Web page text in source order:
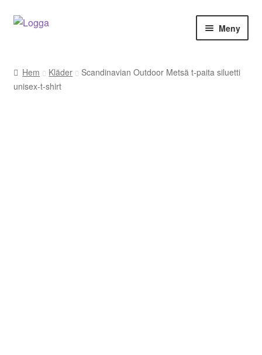
Hoppa
Hoppa
Meny
Kontakt
Hem Kläder
Scandinavian Outdoor Metsä t-paita siluetti
unisex-t-shirt